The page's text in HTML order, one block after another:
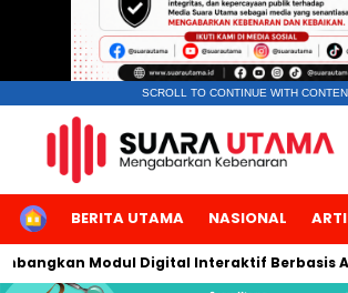
SCROLL TO CONTINUE WITH
HOMEBERITA UTAMA NASIONAL
Modul Digital Interaktif Berbasis AI